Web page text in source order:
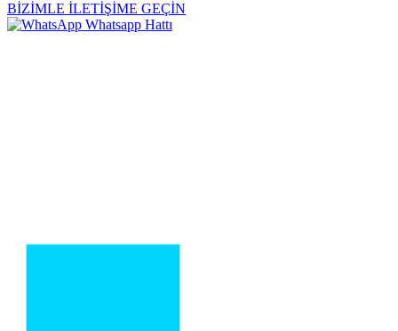
BİZİMLE İLETİŞİME GEÇİN
Whatsapp Hattı